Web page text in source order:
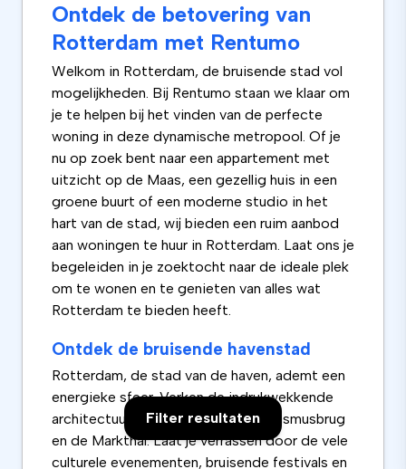
Filter resultaten
Ontdek de betovering van
Rotterdam met Rentumo
Welkom in Rotterdam, de bruisende stad vol
mogelijkheden. Bij Rentumo staan we klaar om
je te helpen bij het vinden van de perfecte
woning in deze dynamische metropool. Of je
nu op zoek bent naar een appartement met
uitzicht op de Maas, een gezellig huis in een
groene buurt of een moderne studio in het
hart van de stad, wij bieden een ruim aanbod
aan woningen te huur in Rotterdam. Laat ons je
begeleiden in je zoektocht naar de ideale plek
om te wonen en te genieten van alles wat
Rotterdam te bieden heeft.
Ontdek de bruisende havenstad
Rotterdam, de stad van de haven, ademt een
energieke sfeer. Verken de indrukwekkende
architectuur, zoals de iconische Erasmusbrug
en de Markthal. Laat je verrassen door de vele
culturele evenementen, bruisende festivals en